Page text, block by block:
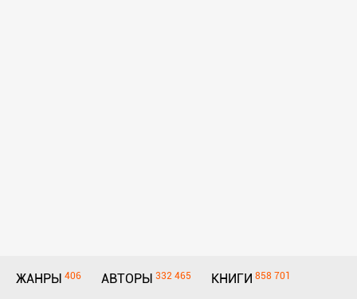
ЖАНРЫ 406 АВТОРЫ 332 465 КНИГИ 858 701